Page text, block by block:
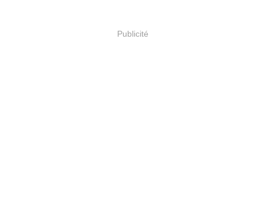
Publicité